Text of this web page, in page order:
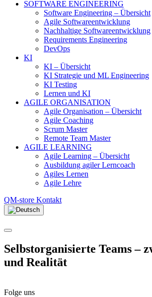
SOFTWARE ENGINEERING
Software Engineering – Übersicht
Agile Softwareentwicklung
Nachhaltige Softwareentwicklung
Requirements Engineering
DevOps
KI
KI – Übersicht
KI Strategie und ML Engineering
KI Testing
Lernen und KI
AGILE ORGANISATION
Agile Organisation – Übersicht
Agile Coaching
Scrum Master
Remote Team Master
AGILE LEARNING
Agile Learning – Übersicht
Ausbildung agiler Lerncoach
Agiles Lernen
Agile Lehre
QM-store Kontakt
Selbstorganisierte Teams–
und Realität
Folge uns